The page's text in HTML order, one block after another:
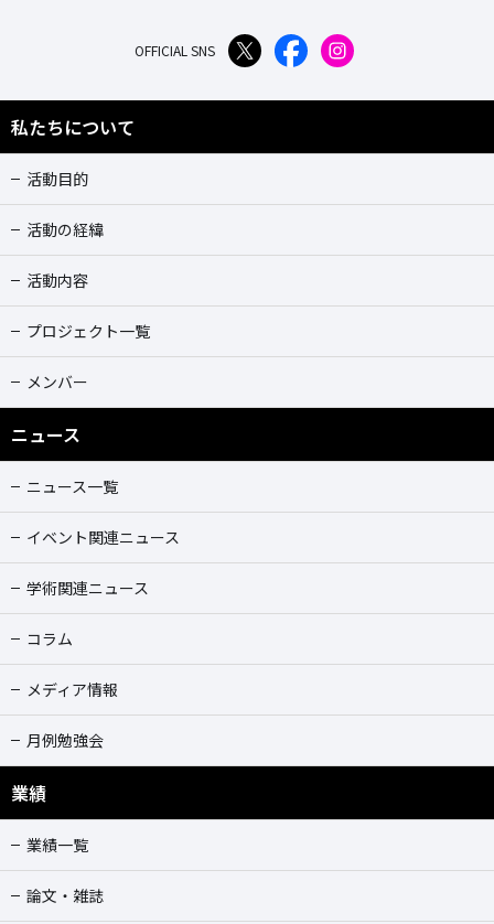
OFFICIAL SNS
私たちについて
活動目的
活動の経緯
活動内容
プロジェクト一覧
メンバー
ニュース
ニュース一覧
イベント関連ニュース
学術関連ニュース
コラム
メディア情報
月例勉強会
業績
業績一覧
論文・雑誌